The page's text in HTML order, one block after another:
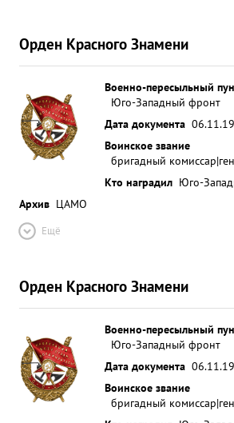
Орден Красного Знамени
Военно-пересыльный
Юго-Западный фронт
Дата документа
Воинское звание
бригадный
Кто наградил Юго-
Архив ЦАМО
Ещё
Орден Красного Знамени
Военно-пересыльный
Юго-Западный фронт
Дата документа
Воинское звание
бригадный